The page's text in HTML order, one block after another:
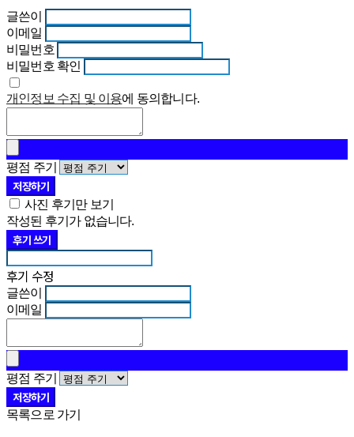
글쓴이
이메일
비밀번호
비밀번호 확인
개인정보 수집 및 이용에 동의합니다.
평점 주기
저장하기
사진 후기만 보기
작성된 후기가 없습니다.
후기 쓰기
후기 수정
글쓴이
이메일
평점 주기
저장하기
목록으로 가기